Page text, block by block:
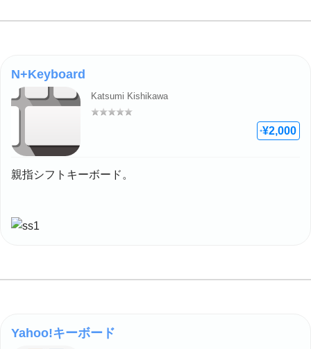
N+Keyboard
Katsumi Kishikawa
+¥2,000
親指シフトキーボード。
Yahoo!キーボード